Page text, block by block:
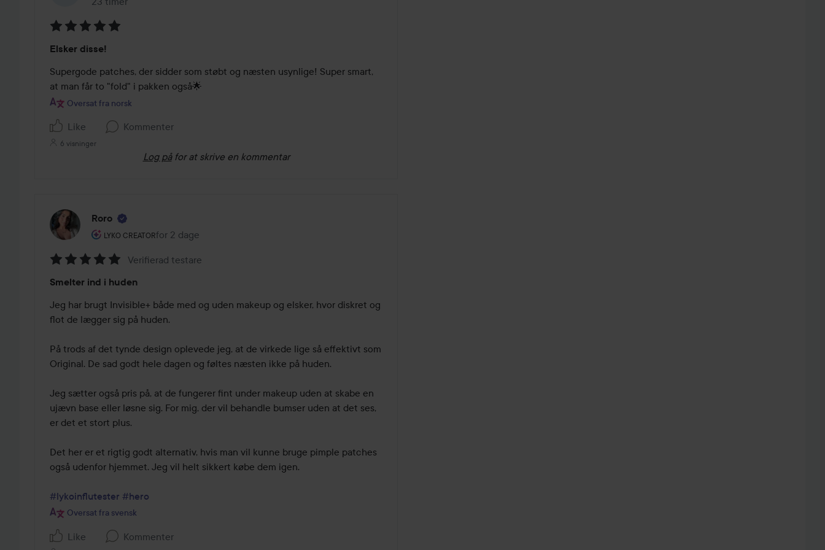
5
ud
af
5
Elsker disse!
Supergode patches, der sidder som støbt og næsten usynlige! Super smart,
at man får to "fold" i pakken også🌟
Oversat fra norsk
Like Kommenter
6 visninger
Log på for at skrive en kommentar
Roro
LYKO CREATOR
Brugerens rolle: Lyko Creator.
for 2 dage
Posten blev oprettet for 2 dage
5
ud
af
Verifierad testare
Smelter ind i huden
Jeg har brugt Invisible+ både med og uden makeup og elsker, hvor diskret og
flot de lægger sig på huden.
På trods af det tynde design oplevede jeg, at de virkede lige så effektivt som
Original. De sad godt hele dagen og føltes næsten ikke på huden.
Jeg sætter også pris på, at de fungerer fint under makeup uden at skabe en
ujævn base eller løsne sig. For mig, der vil behandle bumser uden at det ses,
er det et stort plus.
Det her er et rigtig godt alternativ, hvis man vil kunne bruge pimple patches
også udenfor hjemmet. Jeg vil helt sikkert købe dem igen.
#lykoinflutester #hero
Oversat fra svensk
Like Kommenter